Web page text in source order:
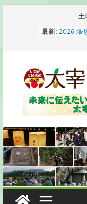
プ
土
最新: 2026 隈
通古賀
梅香苑夏
知らせ
木うそ